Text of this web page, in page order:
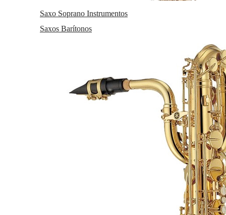
Saxo Soprano Instrumentos
Saxos Barítonos